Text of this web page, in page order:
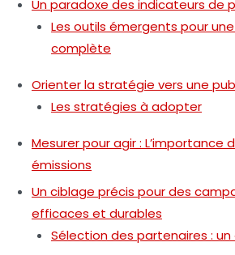
Un paradoxe des indicateurs de
Les outils émergents pour
complète
Orienter la stratégie vers une
Les stratégies à adopter
Mesurer pour agir : L’importance
émissions
Un ciblage précis pour des
efficaces et durables
Sélection des partenaires : un